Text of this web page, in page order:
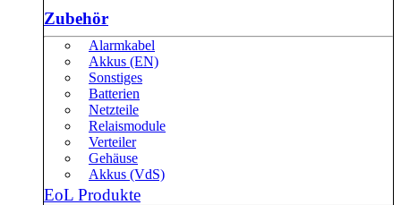
Zubehör
Alarmkabel
Akkus (EN)
Sonstiges
Batterien
Netzteile
Relaismodule
Verteiler
Gehäuse
Akkus (VdS)
EoL Produkte